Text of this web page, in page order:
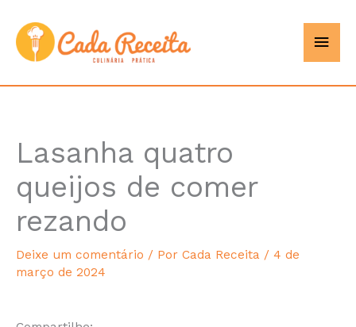
para
conteúdo
Lasanha quatro
queijos de comer
rezando
Deixe um comentário / Por Cada Receita / 4 de
março de 2024
minutes